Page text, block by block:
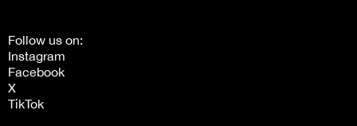
Follow us on:
Instagram
Facebook
X
TikTok